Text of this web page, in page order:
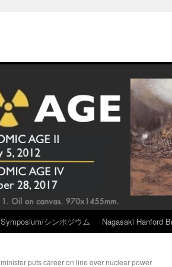
Symposium/シンポジウム Nagasaki Hanford
minister puts career on line over nuclear power